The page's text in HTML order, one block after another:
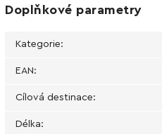
Doplňkové parametry
Kategorie:
EAN:
Cílová destinace:
Délka: